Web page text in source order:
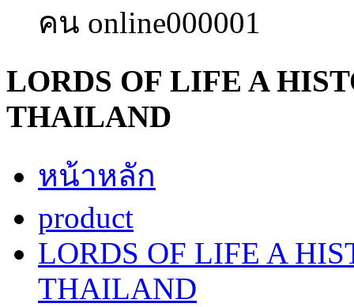
คน online000001
LORDS OF LIFE A
THAILAND
หน้าหลัก
product
LORDS OF LIFE A
THAILAND